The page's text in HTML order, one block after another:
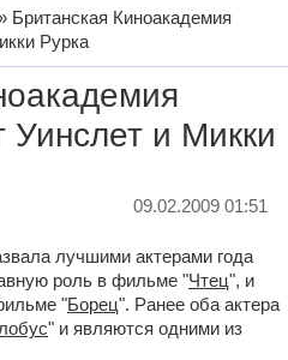
Британская Киноакадемия
Рурка
Уинслет и Микки
09.02.2009 01:51
лучшими актерами года
роль в фильме "Чтец", и
"Борец". Ранее оба актера
" и являются одними из